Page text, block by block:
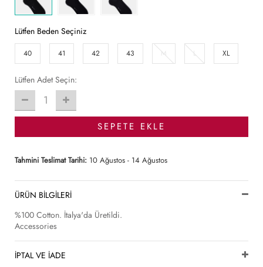
Lütfen Beden Seçiniz
40 41 42 43 M L XL
Lütfen Adet Seçin:
1
SEPETE EKLE
Tahmini Teslimat Tarihi: 10 Ağustos - 14 Ağustos
ÜRÜN BİLGİLERİ
%100 Cotton. İtalya'da Üretildi.
Accessories
İPTAL VE İADE